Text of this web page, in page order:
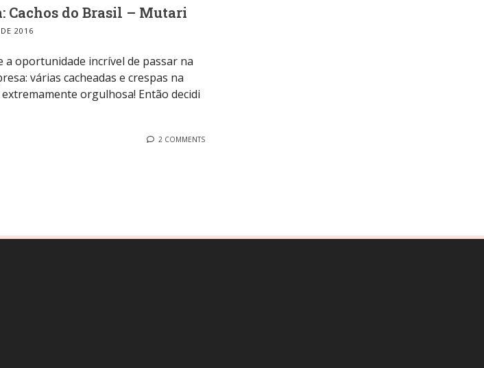
Cachos do Brasil – Mutari
2016
a oportunidade incrível de passar na
várias cacheadas e crespas na
orgulhosa! Então decidi
2 COMMENTS